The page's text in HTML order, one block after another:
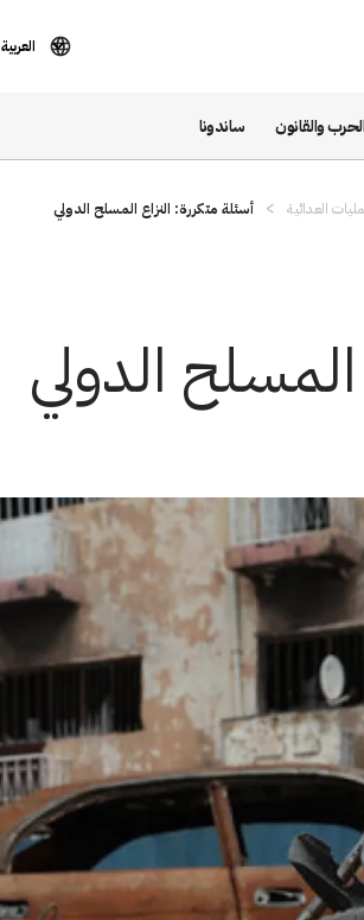
العربية
الحرب والقانون ساندونا
العدائية أسئلة متكررة: النزاع المسلح الدولي
المسلح الدولي